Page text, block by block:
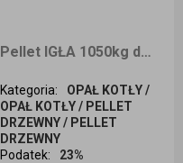
Pellet IGŁA 1050kg dostawa Kraków i okolice
Kategoria:
OPAŁ KOTŁY /
OPAŁ KOTŁY / PELLET
DRZEWNY / PELLET
DRZEWNY
Podatek:
23%